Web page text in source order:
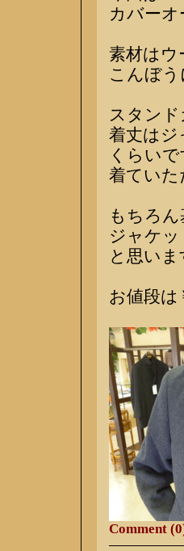
カバー
素材はウ
こんぼ
スタン
着丈は
くらい
着てい
もちろ
ジャケ
と思いま
お値段は
Comment